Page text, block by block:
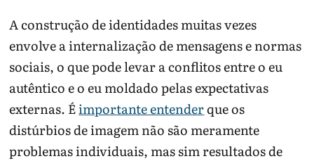
A construção de identidades muitas vezes
envolve a internalização de mensagens e normas
sociais, o que pode levar a conflitos entre o eu
autêntico e o eu moldado pelas expectativas
externas. Éimportante entenderque os
distúrbios de imagem não são meramente
problemas individuais, mas sim resultados de